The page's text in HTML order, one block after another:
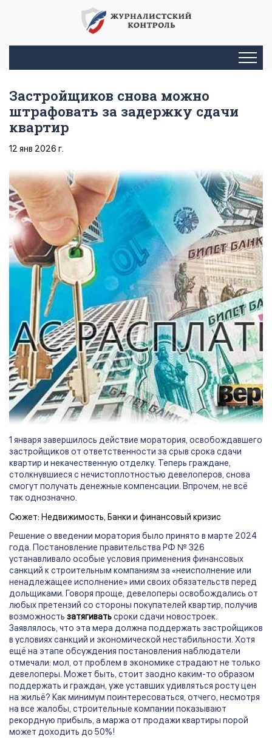
Застройщиков снова можно
штрафовать за задержку сдачи
квартир
12 янв 2026 г.
1 января завершилось действие моратория, освобождавшего
застройщиков от ответственности за срыв срока сдачи
квартир и некачественную отделку. Теперь граждане,
столкнувшиеся с нечистоплотностью девелоперов, снова
смогут получать денежные компенсации. Впрочем, не всё
так однозначно.
Сюжет: Недвижимость, Банки и финансовый кризис
Решение о введении моратория было принято в марте 2024
года. Постановление правительства РФ № 326
устанавливало особые условия применения финансовых
санкций к строительным компаниям за «неисполнение или
ненадлежащее исполнение» ими своих обязательств перед
дольщиками. Говоря проще, девелоперы освобождались от
любых претензий со стороны покупателей квартир, получив
возможность затягиватьсроки сдачи новостроек.
Заявлялось, что эта мера должна поддержать застройщиков
в условиях санкций и экономической нестабильности. Хотя
ещё на этапе обсуждения постановления наблюдатели
отмечали: мол, от проблем в экономике страдают не только
девелоперы. Может быть, стоит заодно каким-то образом
поддержать и граждан, уже уставших удивляться росту цен
на жильё? Как минимум поинтересоваться, отчего, несмотря
на все жалобы, строительные компании показывают
рекордную прибыль, а маржа от продажи квартиры порой
может доходить до 50%!